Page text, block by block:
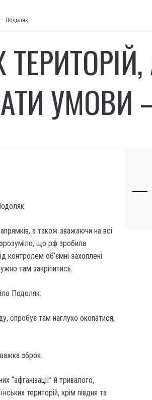
– Подоляк
УМОВИ
а також зважаючи на всі
зрозуміло, що рф зробила
контролем об’ємні захоплені
там закріпитись.
Подоляк.
спробує там наглухо окопатися,
зброя.
й тривалого,
територій, крім півдня та